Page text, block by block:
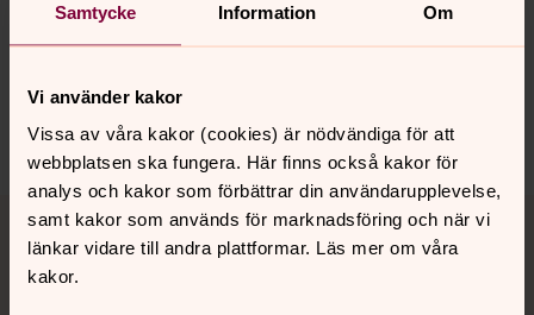
Samtycke Information Om
Vi använder kakor
Vissa av våra kakor (cookies) är nödvändiga för att
webbplatsen ska fungera. Här finns också kakor för
analys och kakor som förbättrar din användarupplevelse,
samt kakor som används för marknadsföring och när vi
länkar vidare till andra plattformar. Läs mer om våra
kakor.
Synpunkter eller frågor på sidans
innehåll?
karlstads.pastorat@svenskakyrkan.se
Dela
Tillbaka till toppen
Tillbaka till innehållet